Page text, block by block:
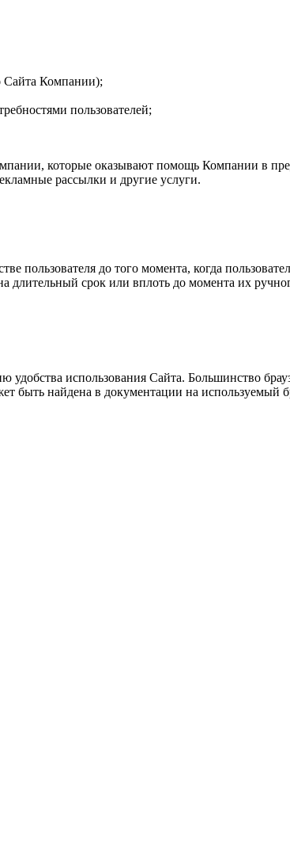
Сайта Компании);
пользователей;
которые оказывают помощь Компании в
рассылки и другие услуги.
пользователя до того момента, когда
длительный срок или вплоть до момента их
использования Сайта. Большинство
быть найдена в документации на используемый